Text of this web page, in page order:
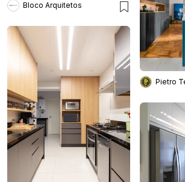
Bloco Arquitetos